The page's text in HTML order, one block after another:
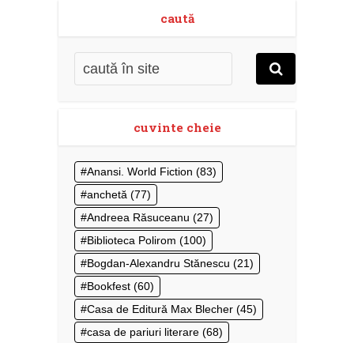
caută
cuvinte cheie
Anansi. World Fiction (83)
anchetă (77)
Andreea Răsuceanu (27)
Biblioteca Polirom (100)
Bogdan-Alexandru Stănescu (21)
Bookfest (60)
Casa de Editură Max Blecher (45)
casa de pariuri literare (68)